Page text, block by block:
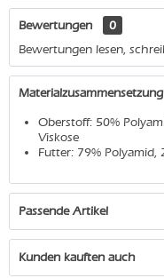
Bewertungen
0
Bewertungen lesen,
Materialzusammensetzung
Oberstoff: 50%
Viskose
Futter: 79% Polyamid,
Passende Artikel
Kunden kauften auch